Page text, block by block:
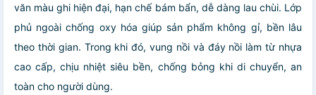
văn màu ghi hiện đại, hạn chế bám bẩn, dễ dàng lau chùi. Lớp
phủ ngoài chống oxy hóa giúp sản phẩm không gỉ, bền lâu
theo thời gian. Trong khi đó, vung nồi và đáy nồi làm từ nhựa
cao cấp, chịu nhiệt siêu bền, chống bỏng khi di chuyển, an
toàn cho người dùng.